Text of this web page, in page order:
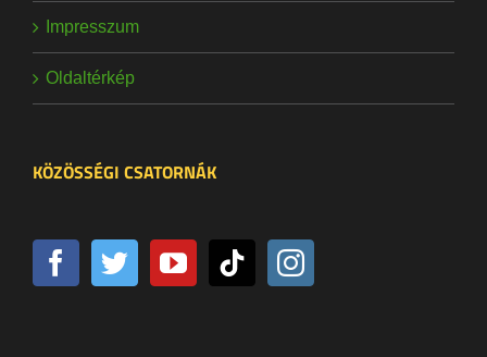
Impresszum
Oldaltérkép
KÖZÖSSÉGI CSATORNÁK